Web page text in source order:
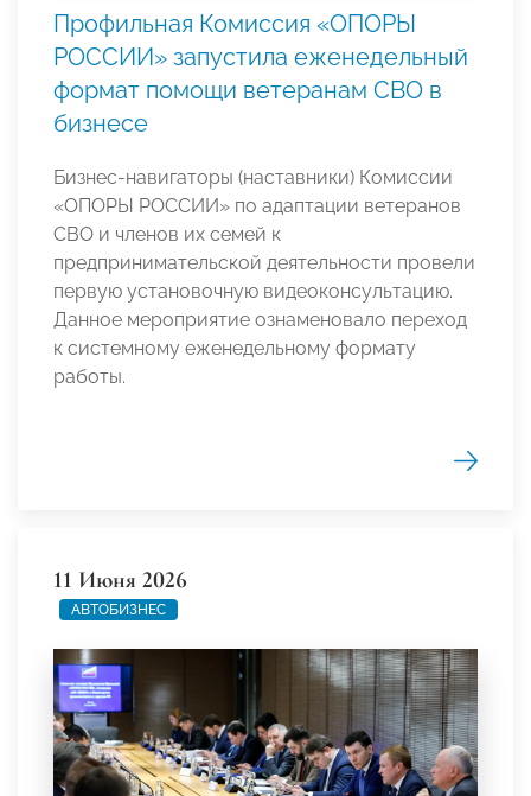
Профильная Комиссия «ОПОРЫ
РОССИИ» запустила еженедельный
формат помощи ветеранам СВО в
бизнесе
Бизнес-навигаторы (наставники) Комиссии
«ОПОРЫ РОССИИ» по адаптации ветеранов
СВО и членов их семей к
предпринимательской деятельности провели
первую установочную видеоконсультацию.
Данное мероприятие ознаменовало переход
к системному еженедельному формату
работы.
11 Июня 2026
АВТОБИЗНЕС